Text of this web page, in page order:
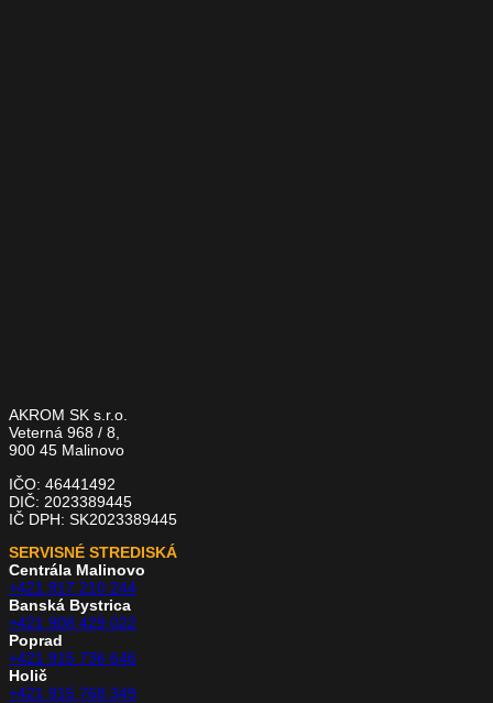
AKROM SK s.r.o.
Veterná 968 / 8,
900 45 Malinovo
IČO: 46441492
DIČ: 2023389445
IČ DPH: SK2023389445
SERVISNÉ STREDISKÁ
Centrála Malinovo
+421 917 210 244
Banská Bystrica
+421 908 429 022
Poprad
+421 915 736 646
Holič
+421 915 768 349